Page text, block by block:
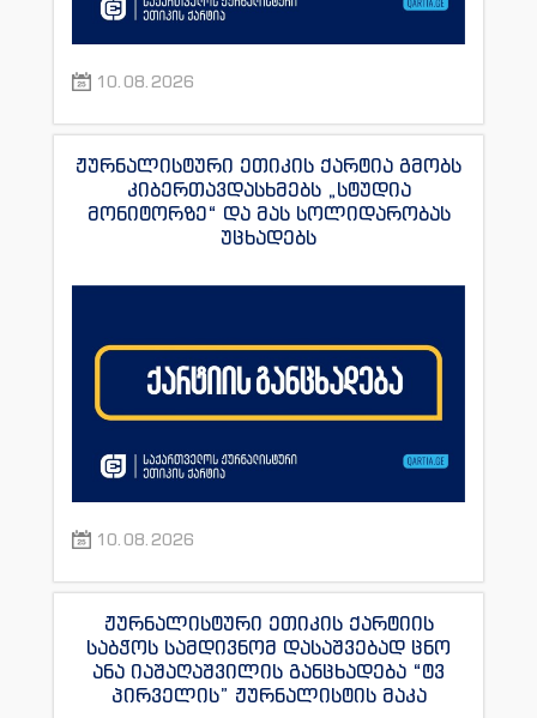
10.08.2026
ჟურნალისტური ეთიკის ქარტია გმობს
კიბერთავდასხმებს „სტუდია
მონიტორზე“ და მას სოლიდარობას
უცხადებს
10.08.2026
ჟურნალისტური ეთიკის ქარტიის
საბჭოს სამდივნომ დასაშვებად ცნო
ანა იაშაღაშვილის განცხადება “ტვ
პირველის” ჟურნალისტის მაკა